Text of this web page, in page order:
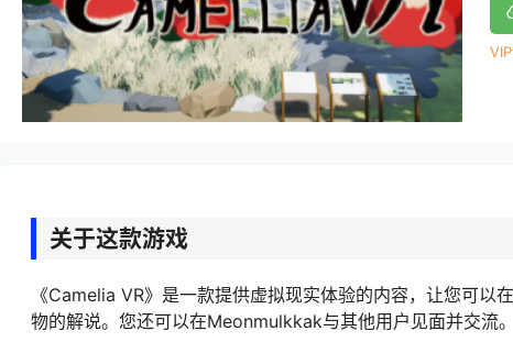
关于这款游戏
《Camelia VR》是一款提供虚拟现实体验的内容，让您可
物的解说。您还可以在Meonmulkkak与其他用户见面并交流。